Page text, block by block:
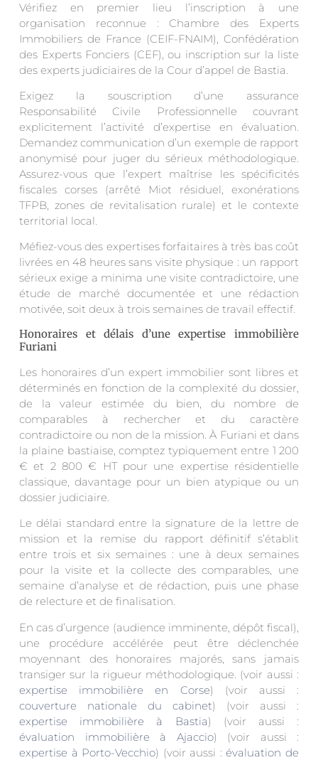
Vérifiez en premier lieu l’inscription à une
organisation reconnue : Chambre des Experts
Immobiliers de France (CEIF-FNAIM), Confédération
des Experts Fonciers (CEF), ou inscription sur la liste
des experts judiciaires de la Cour d’appel de Bastia.
Exigez la souscription d’une assurance
Responsabilité Civile Professionnelle couvrant
explicitement l’activité d’expertise en évaluation.
Demandez communication d’un exemple de rapport
anonymisé pour juger du sérieux méthodologique.
Assurez-vous que l’expert maîtrise les spécificités
fiscales corses (arrêté Miot résiduel, exonérations
TFPB, zones de revitalisation rurale) et le contexte
territorial local.
Méfiez-vous des expertises forfaitaires à très bas coût
livrées en 48 heures sans visite physique : un rapport
sérieux exige a minima une visite contradictoire, une
étude de marché documentée et une rédaction
motivée, soit deux à trois semaines de travail effectif.
Honoraires et délais d’une expertise immobilière
Furiani
Les honoraires d’un expert immobilier sont libres et
déterminés en fonction de la complexité du dossier,
de la valeur estimée du bien, du nombre de
comparables à rechercher et du caractère
contradictoire ou non de la mission. À Furiani et dans
la plaine bastiaise, comptez typiquement entre 1 200
€ et 2 800 € HT pour une expertise résidentielle
classique, davantage pour un bien atypique ou un
dossier judiciaire.
Le délai standard entre la signature de la lettre de
mission et la remise du rapport définitif s’établit
entre trois et six semaines : une à deux semaines
pour la visite et la collecte des comparables, une
semaine d’analyse et de rédaction, puis une phase
de relecture et de finalisation.
En cas d’urgence (audience imminente, dépôt fiscal),
une procédure accélérée peut être déclenchée
moyennant des honoraires majorés, sans jamais
transiger sur la rigueur méthodologique. (voir aussi :
expertise immobilière en Corse) (voir aussi :
couverture nationale du cabinet) (voir aussi :
expertise immobilière à Bastia) (voir aussi :
évaluation immobilière à Ajaccio) (voir aussi :
expertise à Porto-Vecchio) (voir aussi :évaluation de